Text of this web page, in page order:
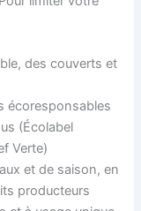
des couverts et
écoresponsables
(Écolabel
Verte)
et de saison, en
producteurs